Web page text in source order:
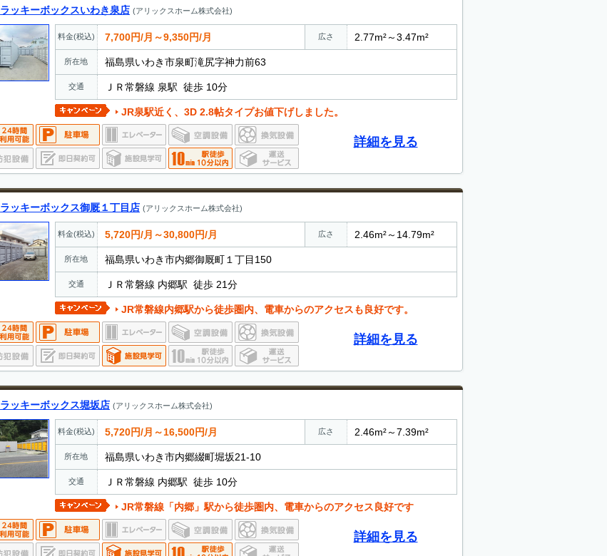
ラッキーボックスいわき泉店 (アリックスホーム株式会社)
料金(税込) 7,700円/月～9,350円/月 広さ 2.77m²～3.47m²
所在地 福島県いわき市泉町滝尻字神力前63
交通 ＪＲ常磐線 泉駅 徒歩 10分
JR泉駅近く、3D 2.8帖タイプお値下げしました。
詳細を見る
ラッキーボックス御厩１丁目店 (アリックスホーム株式会社)
料金(税込) 5,720円/月～30,800円/月 広さ 2.46m²～14.79m²
所在地 福島県いわき市内郷御厩町１丁目150
交通 ＪＲ常磐線 内郷駅 徒歩 21分
JR常磐線内郷駅から徒歩圏内、電車からのアクセスも良好です。
詳細を見る
ラッキーボックス堀坂店 (アリックスホーム株式会社)
料金(税込) 5,720円/月～16,500円/月 広さ 2.46m²～7.39m²
所在地 福島県いわき市内郷綴町堀坂21-10
交通 ＪＲ常磐線 内郷駅 徒歩 10分
JR常磐線「内郷」駅から徒歩圏内、電車からのアクセス良好です
詳細を見る